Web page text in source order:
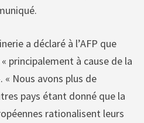
a déclaré à l’AFP que
principalement à cause de la
« Nous avons plus de
pays étant donné que la
rationalisent leurs